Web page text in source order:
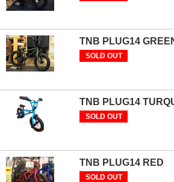
TNB PLUG14
SOLD OUT
TNB PLUG14
SOLD OUT
TNB PLUG14 RED
SOLD OUT